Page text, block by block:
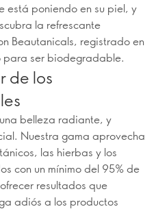
está poniendo en su piel, y
la refrescante
Beautanicals, registrado en
para ser biodegradable.
de los
belleza radiante, y
Nuestra gama aprovecha
las hierbas y los
con un mínimo del 95% de
resultados que
adiós a los productos